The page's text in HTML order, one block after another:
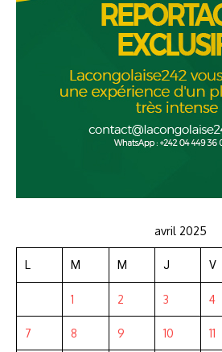
avril 2025
L M M J V
1 2 3 4
7 8 9 10 11